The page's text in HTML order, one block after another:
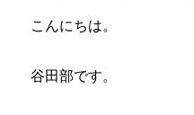
こんにちは。
谷田部です。